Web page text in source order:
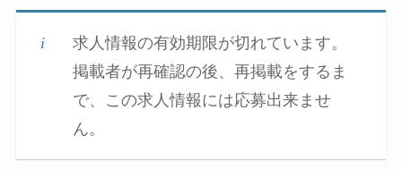
求人情報の有効期限が切れています。
掲載者が再確認の後、再掲載をするま
で、この求人情報には応募出来ませ
ん。